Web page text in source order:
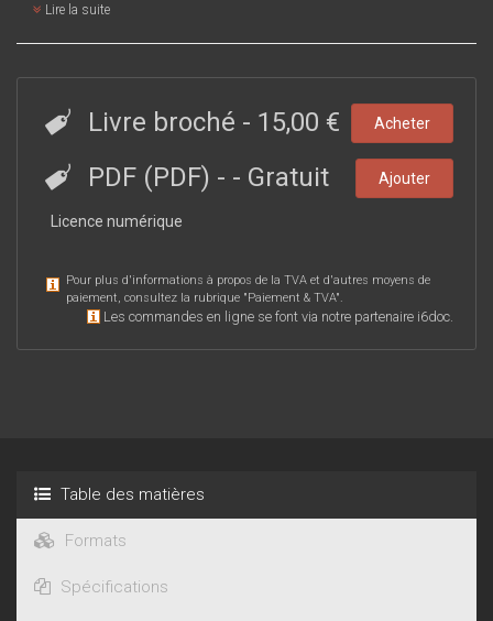
Lire la suite
Livre broché - 15,00 € Acheter
PDF (PDF) - - Gratuit Ajouter
Licence numérique
Pour plus d'informations à propos de la TVA et d'autres moyens de
paiement, consultez la rubrique "Paiement & TVA".
Les commandes en ligne se font via notre partenaire i6doc.
Table des matières
Formats
Spécifications